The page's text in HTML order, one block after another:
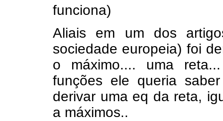
funciona)
Aliais em um dos
sociedade europeia) foi
o máximo.... uma
funções ele queria
derivar uma eq da reta,
a máximos..